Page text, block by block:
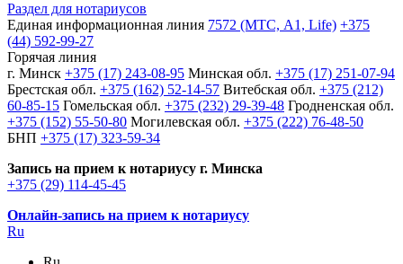
Раздел для нотариусов
Единая информационная линия 7572 (МТС, A1, Life) +375
(44) 592-99-27
Горячая линия
г. Минск +375 (17) 243-08-95 Минская обл. +375 (17) 251-07-94
Брестская обл. +375 (162) 52-14-57 Витебская обл. +375 (212)
60-85-15 Гомельская обл. +375 (232) 29-39-48 Гродненская обл.
+375 (152) 55-50-80 Могилевская обл. +375 (222) 76-48-50
БНП +375 (17) 323-59-34
Запись на прием к нотариусу г. Минска
+375 (29) 114-45-45
Онлайн-запись на прием к нотариусу
Ru